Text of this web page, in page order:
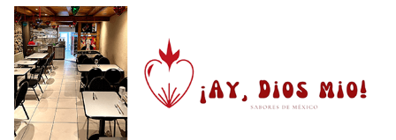
Bitzer Fenster & Montagen GmbH: Fenster montieren vom Fachbetrieb
Spitex Hand & Herz – Ihre Spitex für Pflege im Raum Olten SO
Osteria da Francesco, Thalwil ZH: Authentische Pasta, Pinsa und Take Away